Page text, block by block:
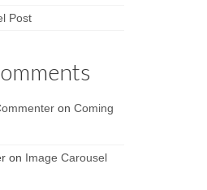
Post
on Coming
on Image Carousel